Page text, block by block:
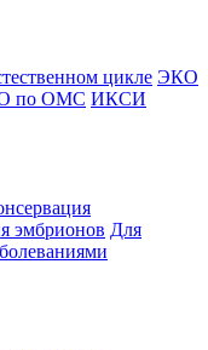
цикле ЭКО
по ОМС ИКСИ
эмбрионов Для